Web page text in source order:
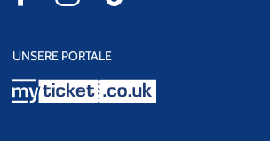
UNSERE PORTALE